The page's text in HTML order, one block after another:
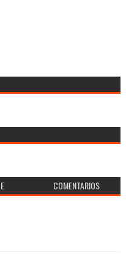
COMENTARIOS